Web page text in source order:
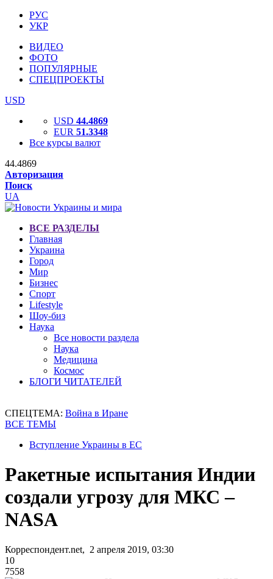
РУС
УКР
ВИДЕО
ФОТО
ПОПУЛЯРНЫЕ
СПЕЦПРОЕКТЫ
USD
USD 44.4869
EUR 51.3348
Все курсы валют
44.4869
Авторизация
Поиск
UA
ВСЕ РАЗДЕЛЫ
Главная
Украина
Город
Мир
Бизнес
Спорт
Lifestyle
Шоу-биз
Наука
Все новости раздела
Наука
Медицина
Космос
БЛОГИ ЧИТАТЕЛЕЙ
СПЕЦТЕМА: Война в Иране
ВСЕ ТЕМЫ
Вступление Украины в ЕС
Ракетные испытания Индии
создали угрозу для МКС –
NASA
Корреспондент.net, 2 апреля 2019, 03:30
10
7558